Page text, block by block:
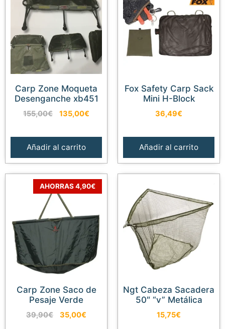
Carp Zone Moqueta
Desenganche xb451
155,00€
El
era:
135,00€
Añadir al carrito
Fox Safety Carp Sack
Mini H-Block
36,49€
Añadir al carrito
AHORRAS 4,90€
Carp Zone Saco de
Pesaje Verde
39,90€
El
35,00€
Ngt Cabeza Sacadera
50″ “v” Metálica
15,75€